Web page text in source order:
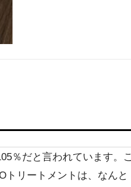
％だと言われています。こ
トリートメントは、なんと